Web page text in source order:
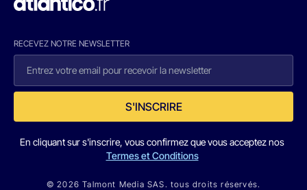
RECEVEZ NOTRE NEWSLETTER
S'INSCRIRE
En cliquant sur s'inscrire, vous confirmez que vous acceptez nos
Termes et Conditions
© 2026 Talmont Media SAS. tous droits réservés.